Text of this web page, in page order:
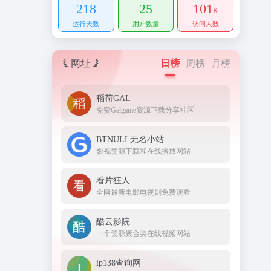
218
运行天数
25
用户数量
101K
访问人数
网址 日榜 周榜 月榜
稻荷GAL
免费Galgame资源下载分享社区
BTNULL无名小站
影视资源下载和在线播放网站
看片狂人
全网最新电影电视剧免费观看
酷云影院
一个资源聚合类在线视频网站
ip138查询网